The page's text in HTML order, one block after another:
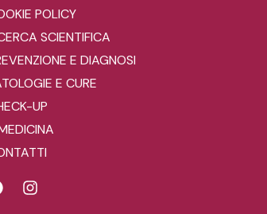
POLICY
SCIENTIFICA
E DIAGNOSI
E CURE
UP